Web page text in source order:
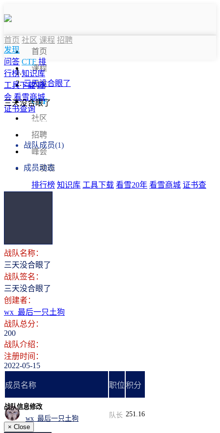
首页
课程
问答
CTF
社区
招聘
峰会
发现
排行榜 知识库 工具下载 看雪20年 看雪商城 证书查
首页 社区 课程 招聘
发现
问答 CTF 排
行榜 知识库
工具下载 峰
会 看雪商城
证书查询
三天没合眼了
三天没合眼了
战队信息
战队成员(1)
成员动态
战队名称：
三天没合眼了
战队签名：
三天没合眼了
创建者：
wx_最后一只土狗
战队总分：
200
战队介绍：
注册时间：
2022-05-15
成员名称 职位积分
wx_最后一只土狗 队长 251.16
战队信息修改
× Close